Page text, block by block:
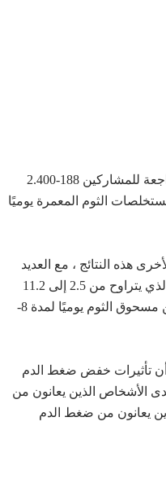
قدمت الدراسات المشمولة في المراجعة للمشاركين 188-2.400
الثوم المعمرة يوميًا
هذه النتائج ، مع العديد
من التقارير عن انخفاض ضغط الدم الذي يتراوح من 2.5 إلى 11.2
ملم زئبق بعد تناول 600-2400 ملغ من مسحوق الثوم يوميًا لمدة 8-
أن تأثيرات خفض ضغط الدم
لدى الأشخاص الذين يعانون من
يعانون من ضغط الدم